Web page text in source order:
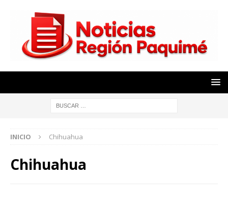
INICIO Chihuahua
Chihuahua